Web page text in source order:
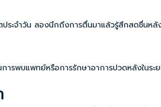
ะจำวัน ลองนึกถึงการตื่นมาแล้วรู้สึกสดชื่นหลั
รพบแพทย์หรือการรักษาอาการปวดหลังในระย